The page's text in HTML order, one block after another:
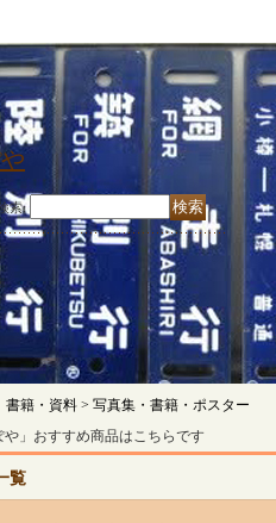
索:
書籍・資料 > 写真集・書籍・ポスター
や」おすすめ商品はこちらです
覧